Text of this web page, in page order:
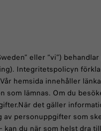
eller “vi”)
Integritetspolicyn
hemsida innehåller
lämnas. Om du
det gäller
personuppgifter som
du när som helst dra